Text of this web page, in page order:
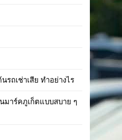
รถเช่าเสีย ทำอย่างไร
มาร์คภูเก็ตแบบสบาย ๆ